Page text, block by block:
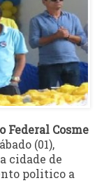
Federal Cosme
(01),
cidade de
politico a